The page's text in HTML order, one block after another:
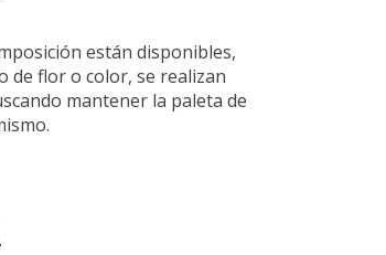
están disponibles,
de flor o color, se realizan
mantener la paleta de